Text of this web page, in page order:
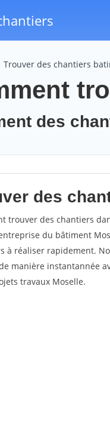
Trouver des chantiers
des
des
trouver des chantiers
du bâtiment
à réaliser rapidement.
manière instantannée
travaux Moselle.